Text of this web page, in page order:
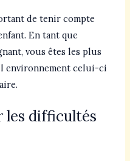
de tenir compte
En tant que
vous êtes les plus
environnement celui-ci
les difficultés